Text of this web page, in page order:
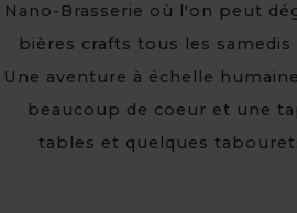
Nano-Brasserie où l'on peut
bières crafts tous les samedis
Une aventure à échelle
beaucoup de coeur et une
tables et quelques